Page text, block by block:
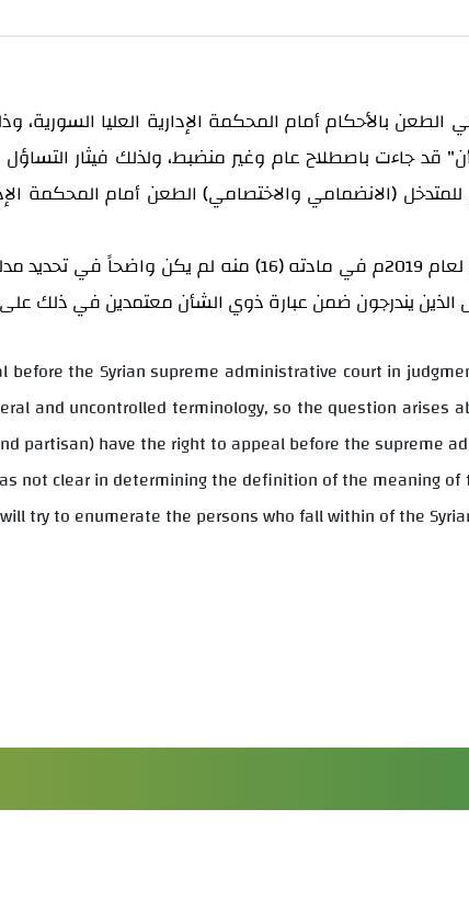
بالأحكام أمام المحكمة الإدارية العليا السورية،
قد جاءت باصطلاح عام وغير منضبط، ولذلك فيثار
(الانضمامي والاختصامي) الطعن أمام المحكمة
2019م في مادته (16) منه لم يكن واضحاً في تحديد
الذين يندرجون ضمن عبارة ذوي الشأن معتمدين في ذلك على
the Syrian supreme administrative court in
and uncontrolled terminology, so the question
partisan) have the right to appeal before the supreme
not clear in determining the definition of the meaning
try to enumerate the persons who fall within of the